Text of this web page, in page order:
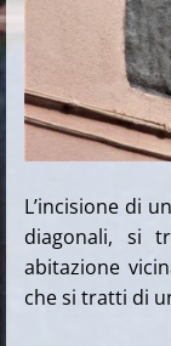
L’incisione di
diagonali, si
abitazione
che si tratti di